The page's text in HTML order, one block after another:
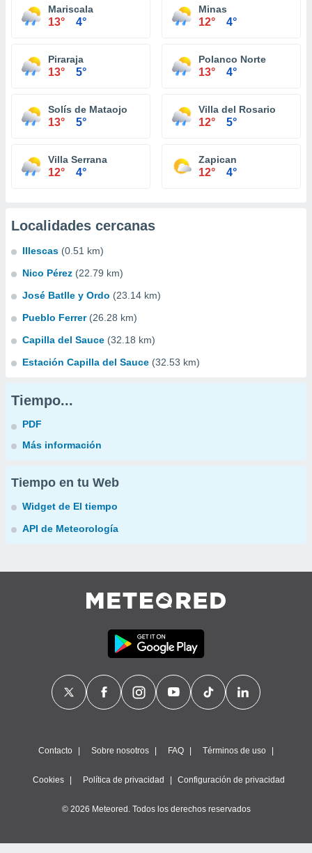
Mariscala
13° 4°
Minas
12° 4°
Piraraja
13° 5°
Polanco Norte
13° 4°
Solís de Mataojo
13° 5°
Villa del Rosario
12° 5°
Villa Serrana
12° 4°
Zapican
12° 4°
Localidades cercanas
Illescas (0.51 km)
Nico Pérez (22.79 km)
José Batlle y Ordo (23.14 km)
Pueblo Ferrer (26.28 km)
Capilla del Sauce (32.18 km)
Estación Capilla del Sauce (32.53 km)
Tiempo...
PDF
Más información
Tiempo en tu Web
Widget de El tiempo
API de Meteorología
Contacto Sobre nosotros FAQ Términos de uso
Cookies Política de privacidad Configuración de privacidad
© 2026 Meteored. Todos los derechos reservados